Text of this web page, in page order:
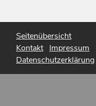
Seitenübersicht
Kontakt Impressum
Datenschutzerklärung